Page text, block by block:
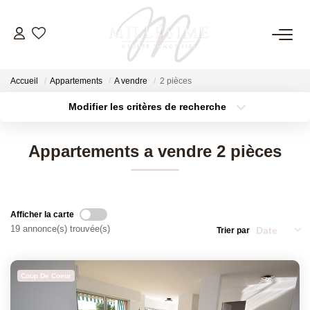
NOS AGENCES
Accueil Appartements A vendre 2 pièces
Modifier les critères de recherche
Appartements a vendre 2 pièces
Afficher la carte
19 annonce(s) trouvée(s) Trier par
Coup De Coeur